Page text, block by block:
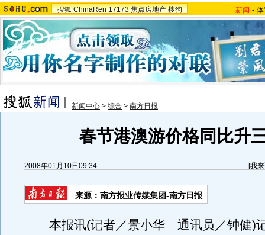
搜狐 ChinaRen 17173 焦点房地产 搜狗 新闻 -
新闻中心 > 综合 > 南方日报
春节港澳游价格同比升
2008年01月10日09:34 [我
来源：南方报业传媒集团-南方日报
本报讯(记者／景小华 通讯员／钟健)